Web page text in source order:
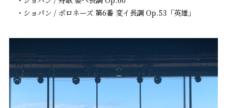
・ショパン / ポロネーズ 第6番 変イ長調 Op.53「英雄」